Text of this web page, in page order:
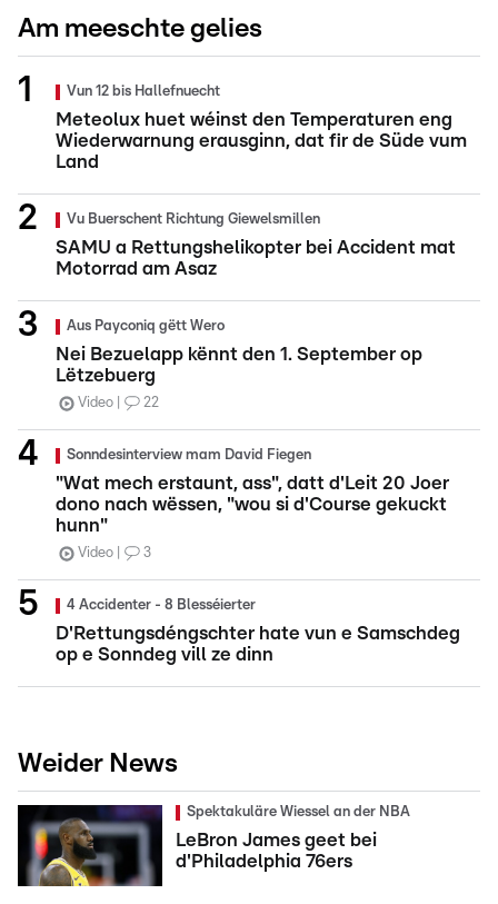
Am meeschte gelies
Vun 12 bis Hallefnuecht
Meteolux huet wéinst den Temperaturen eng
Wiederwarnung erausginn, dat fir de Süde vum
Land
Vu Buerschent Richtung Giewelsmillen
SAMU a Rettungshelikopter bei Accident mat
Motorrad am Asaz
Aus Payconiq gëtt Wero
Nei Bezuelapp kënnt den 1. September op
Lëtzebuerg
Video 22
Sonndesinterview mam David Fiegen
"Wat mech erstaunt, ass", datt d'Leit 20 Joer
dono nach wëssen, "wou si d'Course gekuckt
hunn"
Video 3
4 Accidenter - 8 Blesséierter
D'Rettungsdéngschter hate vun e Samschdeg
op e Sonndeg vill ze dinn
Weider News
Spektakuläre Wiessel an der NBA
LeBron James geet bei
d'Philadelphia 76ers